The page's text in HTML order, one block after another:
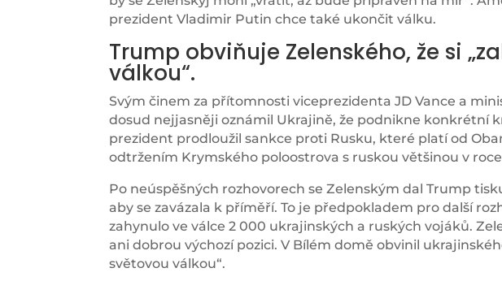
prezident Vladimir Putin chce také ukončit válku.
Trump obviňuje Zelenského, že si
válkou“.
Svým činem za přítomnosti viceprezidenta JD Vance a
dosud nejjasněji oznámil Ukrajině, že podnikne konkrétní
prezident prodloužil sankce proti Rusku, které platí od
odtržením Krymského poloostrova s ruskou většinou v roce
Po neúspěšných rozhovorech se Zelenským dal Trump
aby se zavázala k příměří. To je předpokladem pro další
zahynulo ve válce 2 000 ukrajinských a ruských vojáků.
ani dobrou výchozí pozici. V Bílém domě obvinil
světovou válkou“.